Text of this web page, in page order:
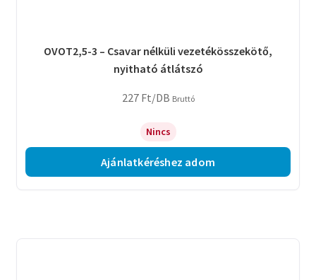
OVOT2,5-3 – Csavar nélküli vezetékösszekötő,
nyitható átlátszó
227 Ft/DB Bruttó
Nincs
Ajánlatkéréshez adom